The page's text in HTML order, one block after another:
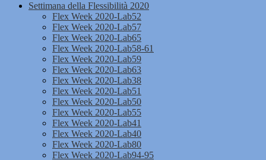
Settimana della Flessibilità 2020
Flex Week 2020-Lab52
Flex Week 2020-Lab57
Flex Week 2020-Lab65
Flex Week 2020-Lab58-61
Flex Week 2020-Lab59
Flex Week 2020-Lab63
Flex Week 2020-Lab38
Flex Week 2020-Lab51
Flex Week 2020-Lab50
Flex Week 2020-Lab55
Flex Week 2020-Lab41
Flex Week 2020-Lab40
Flex Week 2020-Lab80
Flex Week 2020-Lab94-95